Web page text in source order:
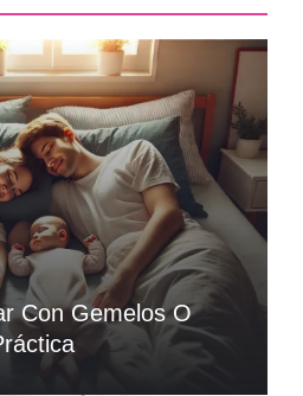
Con Gemelos O